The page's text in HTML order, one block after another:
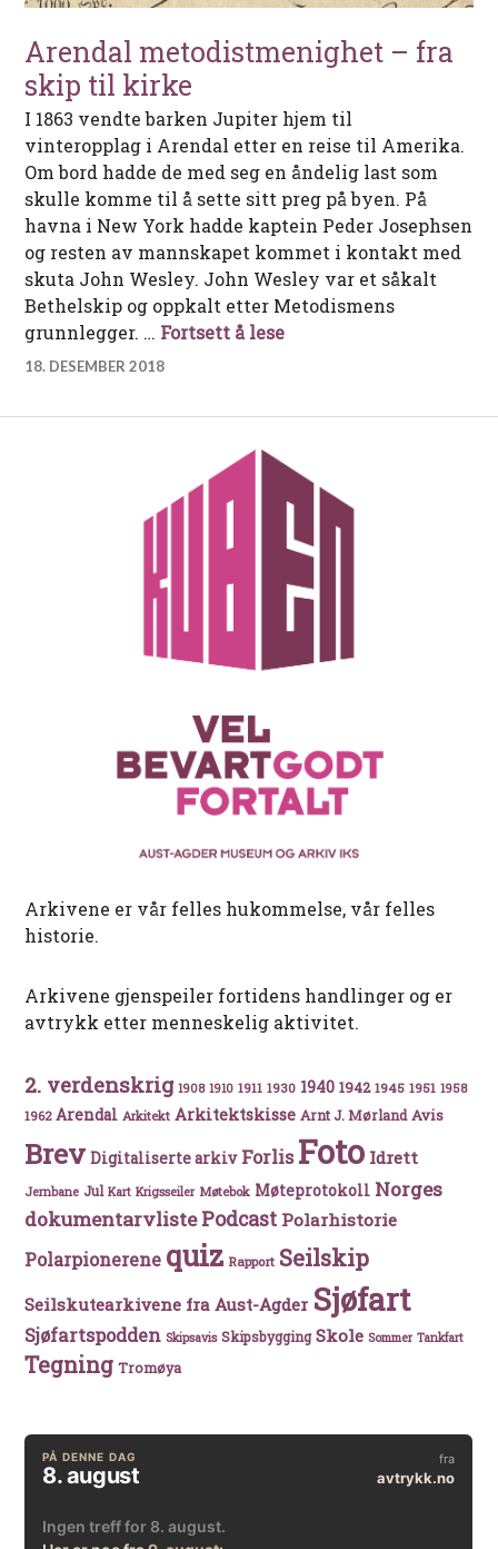
Arendal metodistmenighet – fra
skip til kirke
I 1863 vendte barken Jupiter hjem til
vinteropplag i Arendal etter en reise til Amerika.
Om bord hadde de med seg en åndelig last som
skulle komme til å sette sitt preg på byen. På
havna i New York hadde kaptein Peder Josephsen
og resten av mannskapet kommet i kontakt med
skuta John Wesley. John Wesley var et såkalt
Bethelskip og oppkalt etter Metodismens
grunnlegger. … Fortsett å leseArendal
18. DESEMBER 2018
Arkivene er vår felles hukommelse, vår felles
historie.
Arkivene gjenspeiler fortidens handlinger og er
avtrykk etter menneskelig aktivitet.
2. verdenskrig 1908 1910 1911 1930 1940 1942 1945 1951 1958
1962 Arendal Arkitekt Arkitektskisse Arnt J. Mørland Avis
Brev Digitaliserte arkiv Forlis Foto Idrett
Jernbane Jul Kart Krigsseiler Møtebok Møteprotokoll Norges
dokumentarvlistePodcast Polarhistorie
Polarpionerene quiz Rapport Seilskip
Seilskutearkivene fra Aust-Agder Sjøfart
Sjøfartspodden Skipsavis Skipsbygging Skole Sommer Tankfart
Tegning Tromøya